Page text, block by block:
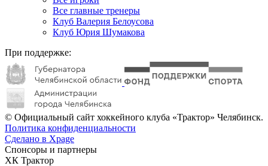
Все главные тренеры
Клуб Валерия Белоусова
Клуб Юрия Шумакова
При поддержке:
© Официальный сайт хоккейного клуба «Трактор» Челябинск.
Политика конфиденциальности
Сделано в Xpage
Спонсоры и партнеры
ХК Трактор